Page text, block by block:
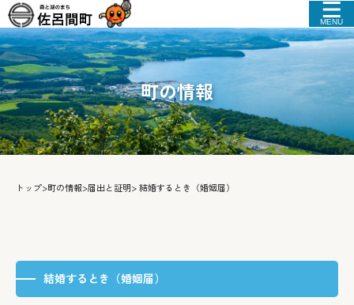
MENU
町の情報
トップ>町の情報>届出と証明> 結婚するとき（婚姻届）
結婚するとき（婚姻届）